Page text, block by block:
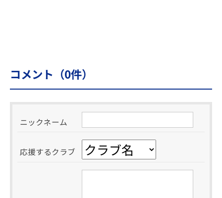
コメント（0件）
ニックネーム
応援するクラブ